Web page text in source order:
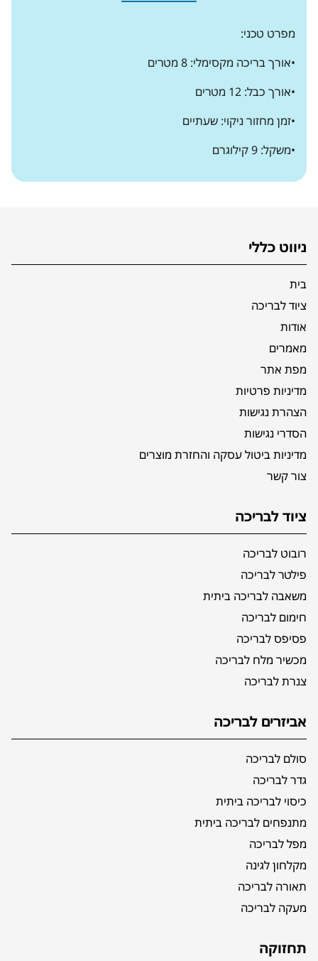
מפרט טכני:
•אורך בריכה מקסימלי: 8 מטרים
•אורך כבל: 12 מטרים
•זמן מחזור ניקוי: שעתיים
•משקל: 9 קילוגרם
ניווט כללי
בית
ציוד לבריכה
אודות
מאמרים
מפת אתר
מדיניות פרטיות
הצהרת נגישות
הסדרי נגישות
מדיניות ביטול עסקה והחזרת מוצרים
צור קשר
ציוד לבריכה
רובוט לבריכה
פילטר לבריכה
משאבה לבריכה ביתית
חימום לבריכה
פסיפס לבריכה
מכשיר מלח לבריכה
צנרת לבריכה
אביזרים לבריכה
סולם לבריכה
גדר לבריכה
כיסוי לבריכה ביתית
מתנפחים לבריכה ביתית
מפל לבריכה
מקלחון לגינה
תאורה לבריכה
מעקה לבריכה
תחזוקה